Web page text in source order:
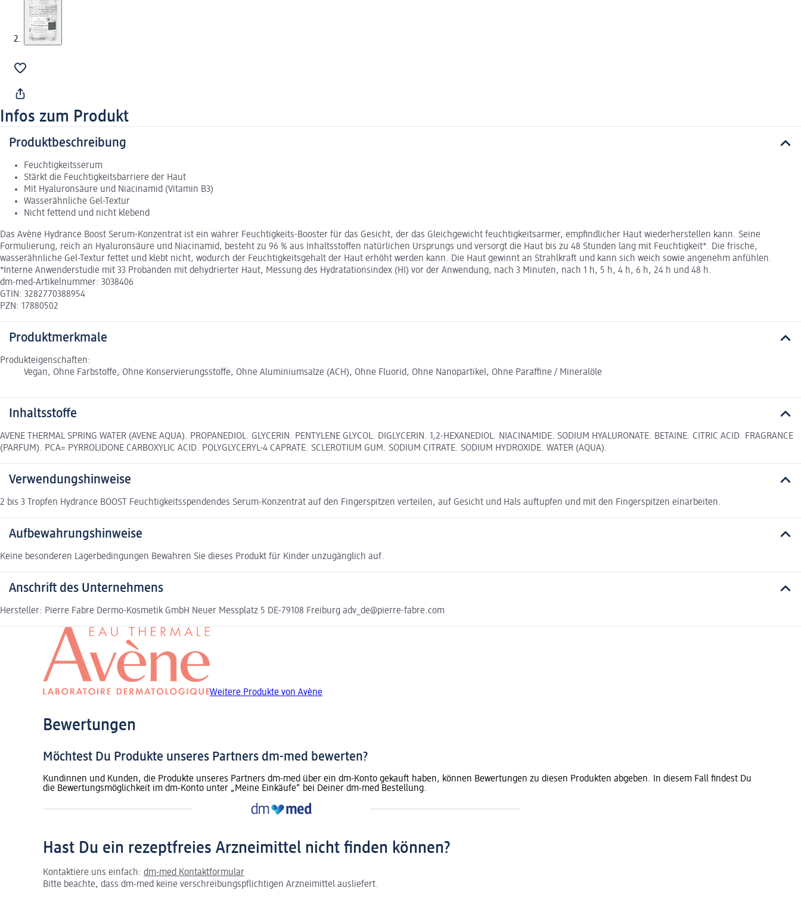
Infos zum Produkt
Produktbeschreibung
Feuchtigkeitsserum
Stärkt die Feuchtigkeitsbarriere der Haut
Mit Hyaluronsäure und Niacinamid (Vitamin B3)
Wasserähnliche Gel-Textur
Nicht fettend und nicht klebend
Das Avène Hydrance Boost Serum-Konzentrat ist ein wahrer Feuchtigkeits-Booster für das Gesicht, der das Gleichgewicht feuchtigkeitsarmer, empfindlicher Haut wiederherstellen kann. Seine
Formulierung, reich an Hyaluronsäure und Niacinamid, besteht zu 96 % aus Inhaltsstoffen natürlichen Ursprungs und versorgt die Haut bis zu 48 Stunden lang mit Feuchtigkeit*. Die frische,
wasserähnliche Gel-Textur fettet und klebt nicht, wodurch der Feuchtigkeitsgehalt der Haut erhöht werden kann. Die Haut gewinnt an Strahlkraft und kann sich weich sowie angenehm anfühlen.
*Interne Anwenderstudie mit 33 Probanden mit dehydrierter Haut, Messung des Hydratationsindex (HI) vor der Anwendung, nach 3 Minuten, nach 1 h, 5 h, 4 h, 6 h, 24 h und 48 h.
dm-med-Artikelnummer: 3038406
GTIN: 3282770388954
PZN: 17880502
Produktmerkmale
Produkteigenschaften:
Vegan, Ohne Farbstoffe, Ohne Konservierungsstoffe, Ohne Aluminiumsalze (ACH), Ohne Fluorid, Ohne Nanopartikel, Ohne Paraffine / Mineralöle
Inhaltsstoffe
AVENE THERMAL SPRING WATER (AVENE AQUA). PROPANEDIOL. GLYCERIN. PENTYLENE GLYCOL. DIGLYCERIN. 1,2-HEXANEDIOL. NIACINAMIDE. SODIUM HYALURONATE. BETAINE. CITRIC ACID. FRAGRANCE
(PARFUM). PCA= PYRROLIDONE CARBOXYLIC ACID. POLYGLYCERYL-4 CAPRATE. SCLEROTIUM GUM. SODIUM CITRATE. SODIUM HYDROXIDE. WATER (AQUA).
Verwendungshinweise
2 bis 3 Tropfen Hydrance BOOST Feuchtigkeitsspendendes Serum-Konzentrat auf den Fingerspitzen verteilen, auf Gesicht und Hals auftupfen und mit den Fingerspitzen einarbeiten.
Aufbewahrungshinweise
Keine besonderen Lagerbedingungen Bewahren Sie dieses Produkt für Kinder unzugänglich auf.
Anschrift des Unternehmens
Hersteller: Pierre Fabre Dermo-Kosmetik GmbH Neuer Messplatz 5 DE-79108 Freiburg adv_de@pierre-fabre.com
Weitere Produkte von Avène
Bewertungen
Möchtest Du Produkte unseres Partners dm-med bewerten?
Kundinnen und Kunden, die Produkte unseres Partners dm-med über ein dm-Konto gekauft haben, können Bewertungen zu diesen Produkten abgeben. In diesem Fall findest Du
die Bewertungsmöglichkeit im dm-Konto unter „Meine Einkäufe“ bei Deiner dm-med Bestellung.
Hast Du ein rezeptfreies Arzneimittel nicht finden können?
Kontaktiere uns einfach: dm-med Kontaktformular
Bitte beachte, dass dm-med keine verschreibungspflichtigen Arzneimittel ausliefert.